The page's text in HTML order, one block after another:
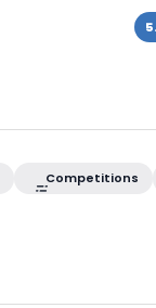
Competitions